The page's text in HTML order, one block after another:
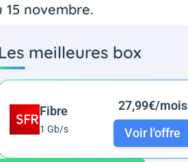
novembre.
Les meilleures box
Fibre
1 Gb/s
27,99€/mois
Voir l'offre